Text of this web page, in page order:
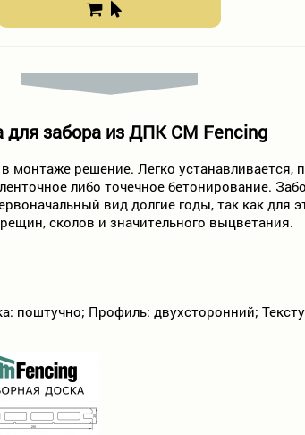
для забора из ДПК CM Fencing
решение. Легко устанавливается,
либо точечное бетонирование.
вид долгие годы, так как для
сколов и значительного выцветания.
поштучно; Профиль: двухсторонний;